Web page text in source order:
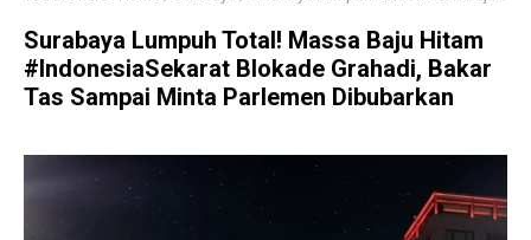
​Surabaya Lumpuh Total! Massa Baju Hitam
#IndonesiaSekarat Blokade Grahadi, Bakar
Tas Sampai Minta Parlemen Dibubarkan